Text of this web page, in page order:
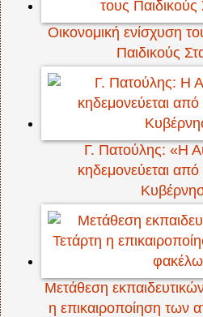
Οικονομική ενίσχυση
Παιδικούς
Γ. Πατούλης: «Η
κηδεμονεύεται από
Μετάθεση
η επικαιροποίηση των